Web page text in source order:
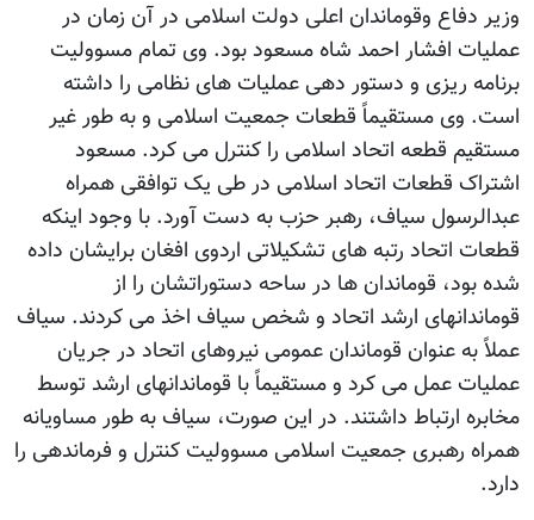
وزیر دفاع وقوماندان اعلی دولت اسلامی در آن زمان در
عملیات افشار احمد شاه مسعود بود. وی تمام مسوولیت
برنامه ریزی و دستور دهی عملیات های نظامی را داشته
است. وی مستقیماً قطعات جمعیت اسلامی و به طور غیر
مستقیم قطعه اتحاد اسلامی را کنترل می کرد. مسعود
اشتراک قطعات اتحاد اسلامی در طی یک توافقی همراه
عبدالرسول سیاف، رهبر حزب به دست آورد. با وجود اینکه
قطعات اتحاد رتبه های تشکیلاتی اردوی افغان برایشان داده
شده بود، قوماندان ها در ساحه دستوراتشان را از
قوماندانهای ارشد اتحاد و شخص سیاف اخذ می کردند. سیاف
عملاً به عنوان قوماندان عمومی نیروهای اتحاد در جریان
عملیات عمل می کرد و مستقیماً با قوماندانهای ارشد توسط
مخابره ارتباط داشتند. در این صورت، سیاف به طور مساویانه
همراه رهبری جمعیت اسلامی مسوولیت کنترل و فرماندهی را
دارد.